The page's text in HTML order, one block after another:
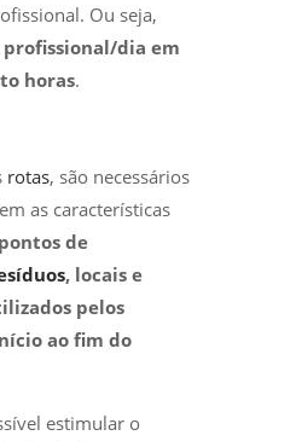
Ou seja,
dia em
horas.
rotas, são necessários
as características
de
, locais e
pelos
ao fim do
estimular o